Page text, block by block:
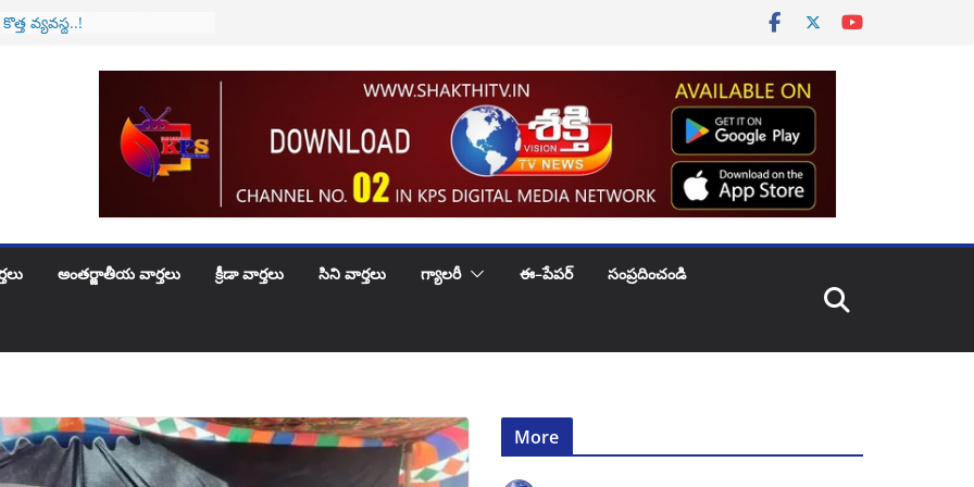
వారికి అలర్ట్..! అమల్లోకి
సీజేఐగా జస్టిస్ సూర్యకాంత్
సాయి సయంతిక గారు కి …
పుట్టినరోజు శుభాకాంక్షలు
అంతర్జాతీయ వార్తలు క్రీడా వార్తలు సిని వార్తలు గ్యాలరీ ఈ–పేపర్ సంప్రదించండి
More